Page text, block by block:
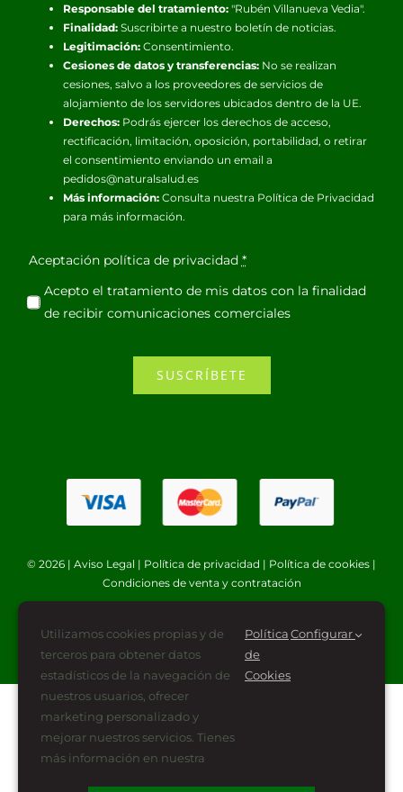
Responsable del tratamiento:"Rubén Villanueva Vedia".
Finalidad:Suscribirte a nuestro boletín de noticias.
Legitimación:Consentimiento.
Cesiones de datos y transferencias:No se realizan
cesiones, salvo a los proveedores de servicios de
alojamiento de los servidores ubicados dentro de la UE.
Derechos:Podrás ejercer los derechos de acceso,
rectificación, limitación, oposición, portabilidad, o retirar
el consentimiento enviando un email a
pedidos@naturalsalud.es
Más información:Consulta nuestra Política de Privacidad
para más información.
Aceptación política de privacidad *
Acepto el tratamiento de mis datos con la finalidad
de recibir comunicaciones comerciales
SUSCRÍBETE
© 2026 | Aviso Legal | Política de privacidad | Política de cookies |
Condiciones de venta y contratación
Utilizamos cookies propias y de
terceros para obtener datos
estadísticos de la navegación de
nuestros usuarios, ofrecer
marketing personalizado y
mejorar nuestros servicios. Tienes
más información en nuestra
Política
de
Cookies
Configurar